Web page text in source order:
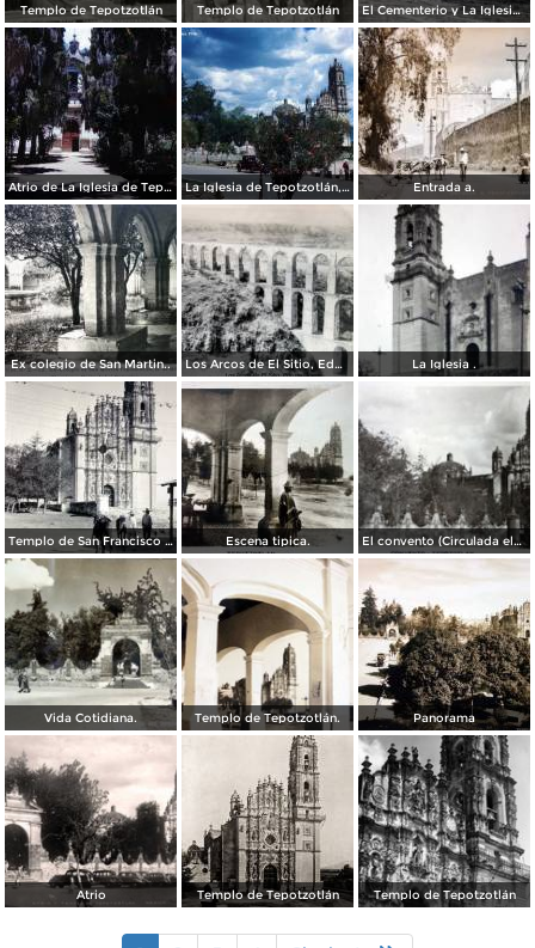
Templo de Tepotzotlán Templo de Tepotzotlán El Cementerio y La Iglesia Tepotzotlán Estado de México.
Atrio de La Iglesia de Tepotzotlán, México 1946 La Iglesia de Tepotzotlán, México 1946. Entrada a.
Ex colegio de San Martin.. Los Arcos de El Sitio, Edo de México La Iglesia .
Templo de San Francisco Javier, hoy Museo Nacional del Virreinato Escena tipica. El convento (Circulada el7 de Julio de 1937 ).
Vida Cotidiana. Templo de Tepotzotlán. Panorama
Atrio Templo de Tepotzotlán Templo de Tepotzotlán